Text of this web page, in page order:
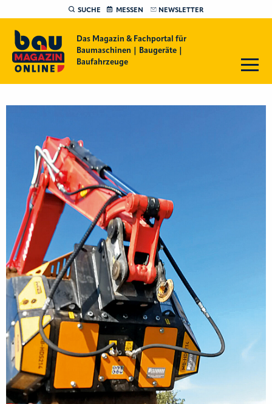
SUCHE MESSEN NEWSLETTER
Das Magazin & Fachportal für
Baumaschinen | Baugeräte |
Baufahrzeuge